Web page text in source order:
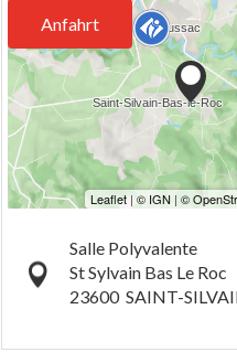
Anfahrt
Salle Polyvalente
St Sylvain Bas Le Roc
23600 SAINT-